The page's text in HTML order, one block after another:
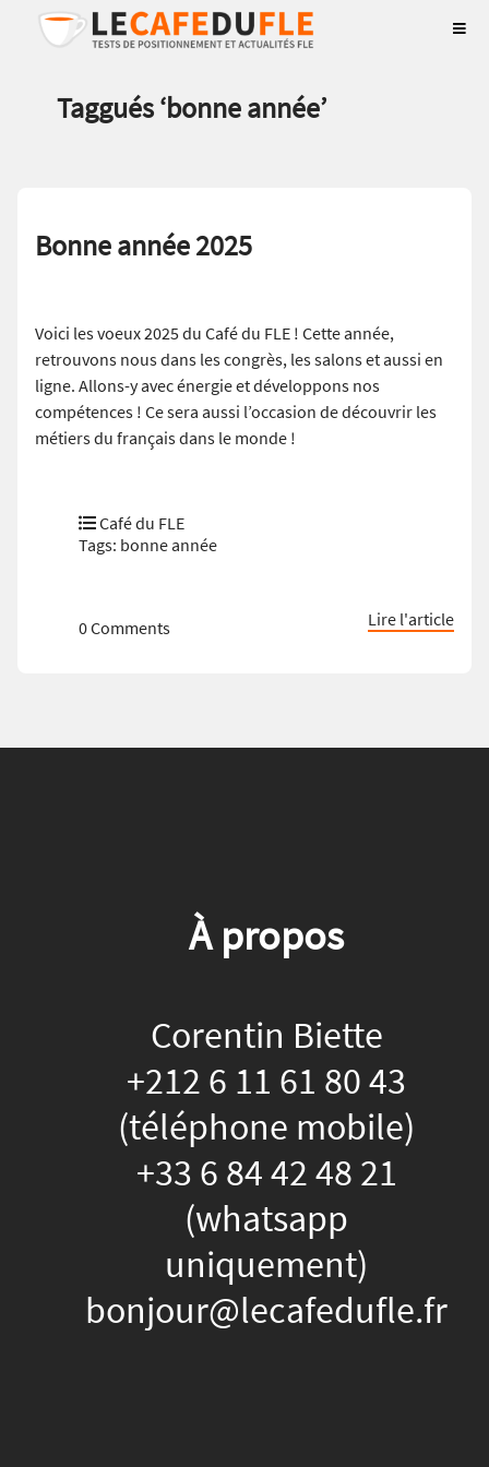
Taggués ‘bonne année’
Bonne année 2025
Voici les voeux 2025 du Café du FLE ! Cette année,
retrouvons nous dans les congrès, les salons et aussi en
ligne. Allons-y avec énergie et développons nos
compétences ! Ce sera aussi l’occasion de découvrir les
métiers du français dans le monde !
Café du FLE
Tags: bonne année
0 Comments Lire l'article
À propos
Corentin Biette
+212 6 11 61 80 43
(téléphone mobile)
+33 6 84 42 48 21
(whatsapp
uniquement)
bonjour@lecafedufle.fr